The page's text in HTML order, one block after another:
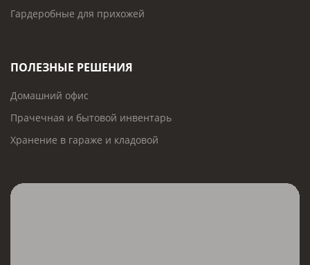
Гардеробные для прихожей
ПОЛЕЗНЫЕ РЕШЕНИЯ
Домашний офис
Прачечная и бытовой инвентарь
Хранение в гараже и кладовой